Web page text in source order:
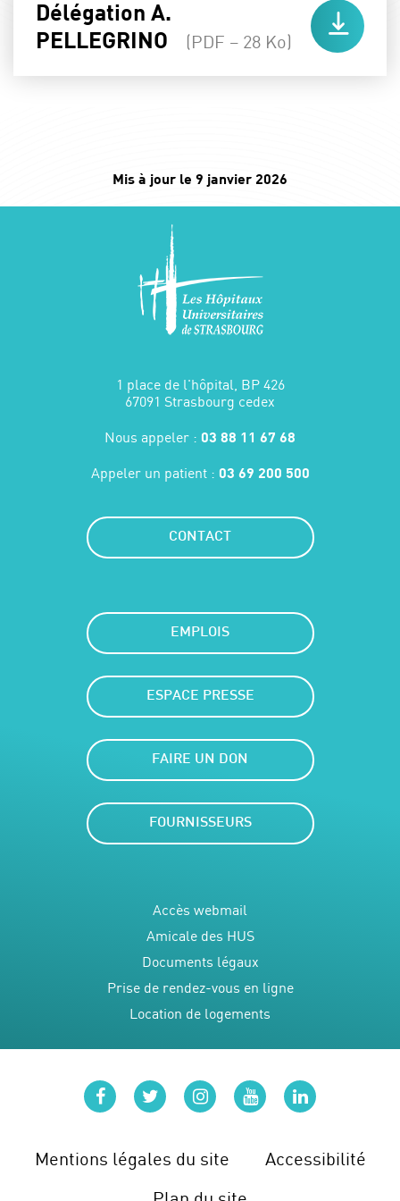
Délégation A.
PELLEGRINO
(PDF – 28 Ko)
Mis à jour le 9 janvier 2026
1 place de l'hôpital, BP 426
67091 Strasbourg cedex
Nous appeler : 03 88 11 67 68
Appeler un patient : 03 69 200 500
CONTACT
EMPLOIS
ESPACE PRESSE
FAIRE UN DON
FOURNISSEURS
Accès webmail
Amicale des HUS
Documents légaux
Prise de rendez-vous en ligne
Location de logements
Mentions légales du site
Accessibilité
facebooktwitterinstagram
youtubelinkedin